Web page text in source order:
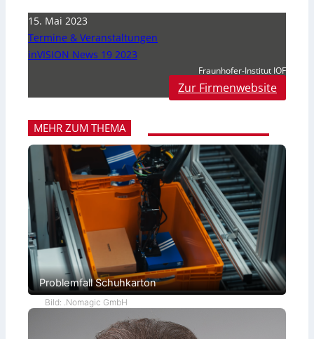
15. Mai 2023
Termine & Veranstaltungen
inVISION News 19 2023
Fraunhofer-Institut IOF
Zur Firmenwebsite
MEHR ZUM THEMA
Problemfall Schuhkarton
Bild: .Nomagic GmbH